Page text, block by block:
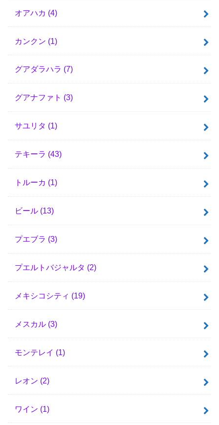
オアハカ (4)
カンクン (1)
グアダラハラ (7)
グアナファト (3)
サユリタ (1)
テキーラ (43)
トルーカ (1)
ビール (13)
プエブラ (3)
プエルトバジャルタ (2)
メキシコシティ (19)
メスカル (3)
モンテレイ (1)
レオン (2)
ワイン (1)